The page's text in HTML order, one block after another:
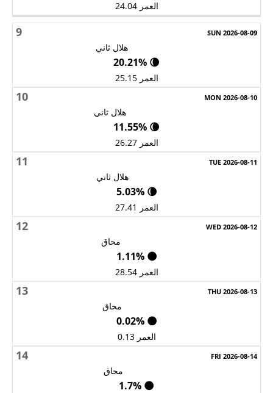
العمر 24.04
9
هلال ثاني
🌘 20.21%
العمر 25.15
10
هلال ثاني
🌘 11.55%
العمر 26.27
11
هلال ثاني
🌘 5.03%
العمر 27.41
12
محاق
🌑 1.11%
العمر 28.54
13
محاق
🌑 0.02%
العمر 0.13
14
محاق
🌑 1.7%